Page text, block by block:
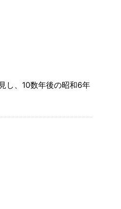
し、10数年後の昭和6年